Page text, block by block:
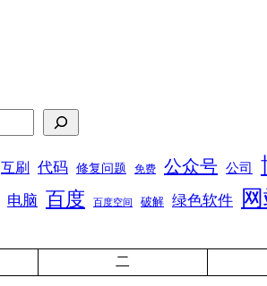
互刷 代码 修复问题 免费 公众号 公司
电脑 百度 百度空间 破解 绿色软件
二